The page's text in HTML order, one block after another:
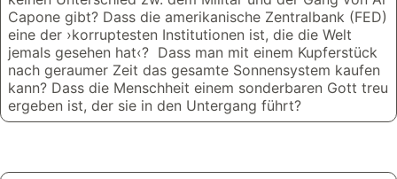
Capone gibt? Dass die amerikanische Zentralbank (FED)
eine der ›korruptesten Institutionen ist, die die Welt
jemals gesehen hat‹? Dass man mit einem Kupferstück
nach geraumer Zeit das gesamte Sonnensystem kaufen
kann? Dass die Menschheit einem sonderbaren Gott treu
ergeben ist, der sie in den Untergang führt?